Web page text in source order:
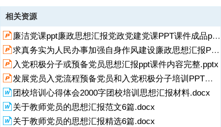
资源描述
1、 1 预备党员预备党员 2026 年二季度思想汇报年二季度思想汇报 敬
爱的党组织：时光荏苒，2026 年第二季度已悄然走过。在组织的悉心
培养和关怀下，我始终以一名预备党员的标准严格要求自己，在思想淬
炼、学习深化、实践锻炼中不断汲取力量、砥砺前行。现将本季度的思
想动态、学习收获、工作实践及自我反思等情况，向组织作如下汇报：
一、深化理论武装，筑牢信仰之基 1坚持学思并重，提升政治素养。我
深知，理论上的成熟是政治上坚定的基础。本季度，我持续将系统学习
党的创新理论摆在首位，重点研读了党中央关于当前形势的重大判断和
战略部署相关文献，深入领会其核心要义、精神实质和实践要求。通过
学习，我更加深刻地认识到，党
展开阅读全文
相关资源
廉洁党课ppt廉政思想汇报党政党建党课PPT课件成品ppt下载.pptx
求真务实为人民办事加强自身作风建设廉政思想汇报PPT课件成品ppt下载.pptx
入党积极分子或预备党员思想汇报ppt课件内容完整.pptx
发展党员入党流程预备党员和入党积极分子培训PPT模板.pptx
团校培训心得体会2000字团校培训思想汇报材料.docx
关于教师党员的思想汇报范文6篇.docx
关于教师党员的思想汇报精选6篇.docx